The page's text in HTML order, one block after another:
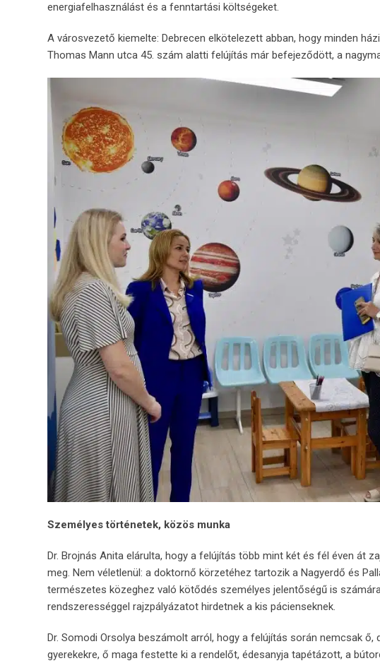
energiafelhasználást és a fenntartási költségeket.
A városvezető kiemelte: Debrecen elkötelezett abban, hogy minden
Thomas Mann utca 45. szám alatti felújítás már befejeződött, a
Személyes történetek, közös munka
Dr. Brojnás Anita elárulta, hogy a felújítás több mint két és fél éven át
meg. Nem véletlenül: a doktornő körzetéhez tartozik a Nagyerdő és
természetes közeghez való kötődés személyes jelentőségű is
rendszerességgel rajzpályázatot hirdetnek a kis pácienseknek.
Dr. Somodi Orsolya beszámolt arról, hogy a felújítás során nemcsak
gyerekekre, ő maga festette ki a rendelőt, édesanyja tapétázott, a